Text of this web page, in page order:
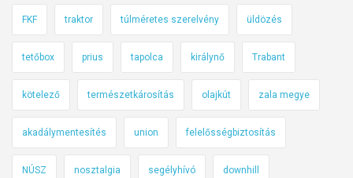
k
ö
z
l
e
k
e
h
a
n
e
m
B
a
FKF traktor túlméretes szerelvény üldözés
tetőbox prius tapolca királynő Trabant
kötelező természetkárosítás olajkút zala megye
akadálymentesítés union felelősségbiztosítás
NÚSZ nosztalgia segélyhívó downhill